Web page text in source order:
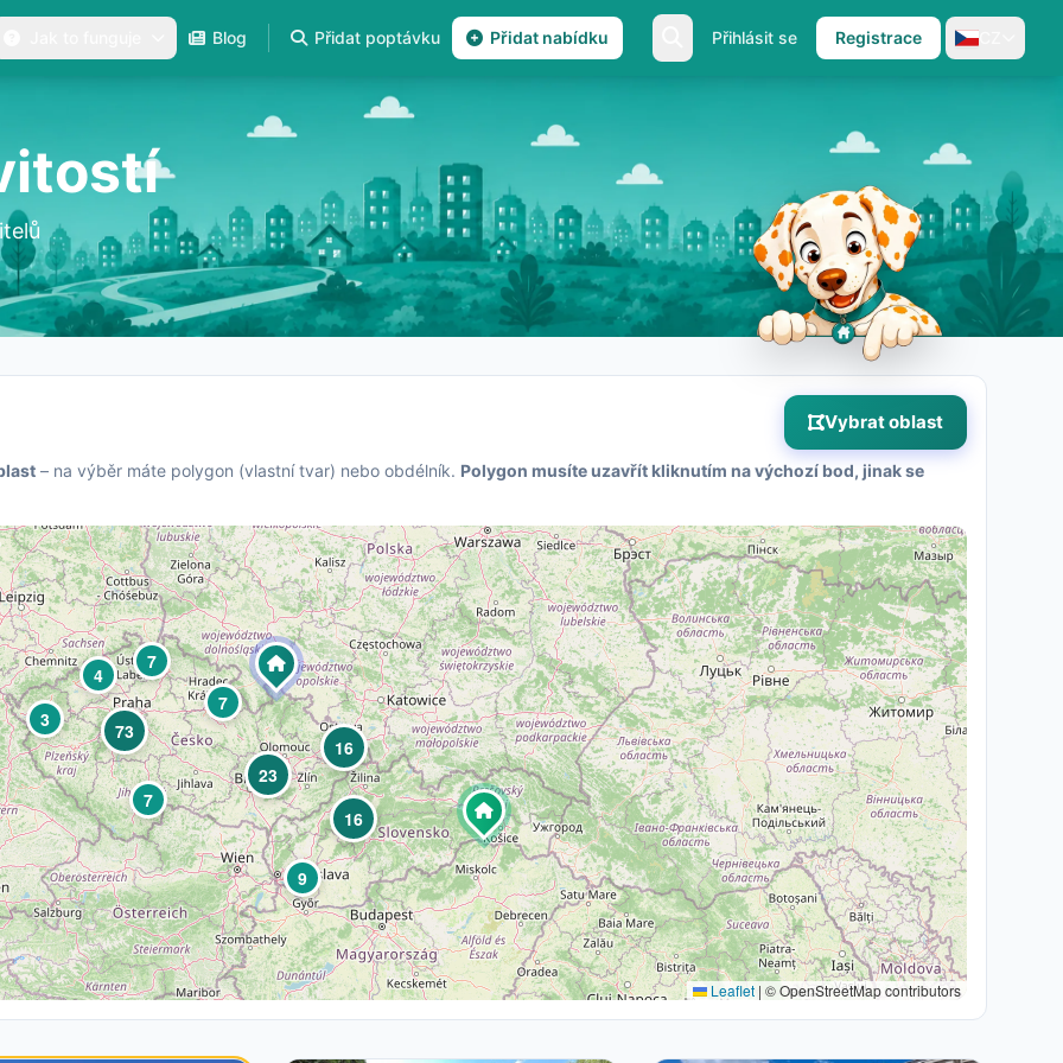
Blog Přidat poptávku Přidat nabídku Přihlásit se Registrace
Vybrat oblast
– na výběr máte polygon (vlastní tvar) nebo obdélník. Polygon musíte uzavřít kliknutím na výchozí bod, jinak se
16
9
23
16
3
4
7
7
7
73
Leaflet | © OpenStreetMap contributors